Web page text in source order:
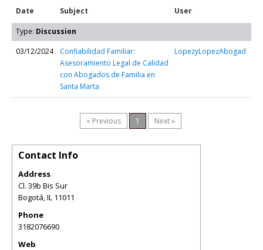
Date Subject User
Type: Discussion
03/12/2024
Confiabilidad Familiar:
Asesoramiento Legal de Calidad
con Abogados de Familia en
Santa Marta
LopezyLopezAbogad
« Previous 1 Next »
Contact Info
Address
Cl. 39b Bis Sur
Bogotá,IL 11011
Phone
3182076690
Web